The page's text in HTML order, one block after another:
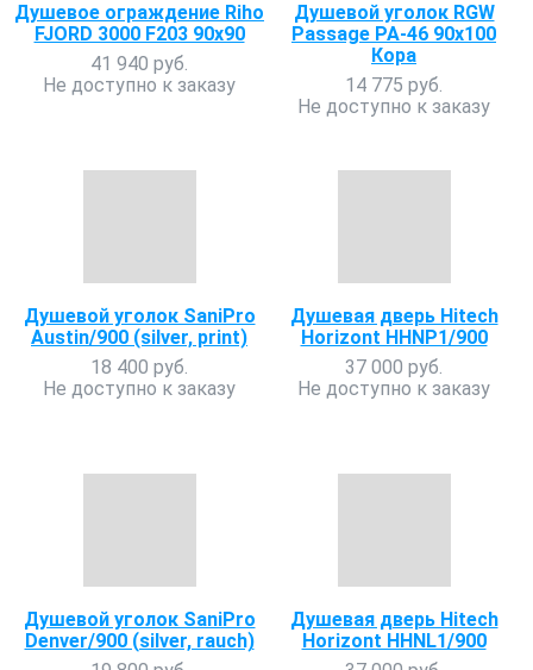
Душевое ограждение Riho
FJORD 3000 F203 90x90
41 940 руб.
Не доступно к заказу
Душевой уголок RGW
Passage PA-46 90х100
Кора
14 775 руб.
Не доступно к заказу
Душевой уголок SaniPro
Austin/900 (silver, print)
18 400 руб.
Не доступно к заказу
Душевая дверь Hitech
Horizont HHNP1/900
37 000 руб.
Не доступно к заказу
Душевой уголок SaniPro
Denver/900 (silver, rauch)
Душевая дверь Hitech
Horizont HHNL1/900